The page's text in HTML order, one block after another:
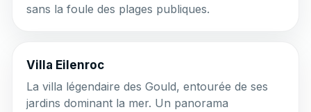
sans la foule des plages publiques.
Villa Eilenroc
La villa légendaire des Gould, entourée de ses
jardins dominant la mer. Un panorama